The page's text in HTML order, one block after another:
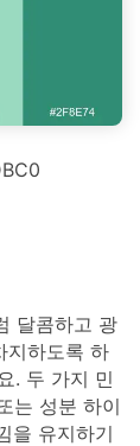
달콤하고 광
지하도록 하
. 두 가지 민
는 성분 하이
을 유지하기